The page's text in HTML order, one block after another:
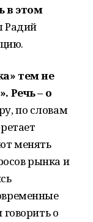
в этом
Радий
тем не
Речь – о
по словам
менять
рынка и
о